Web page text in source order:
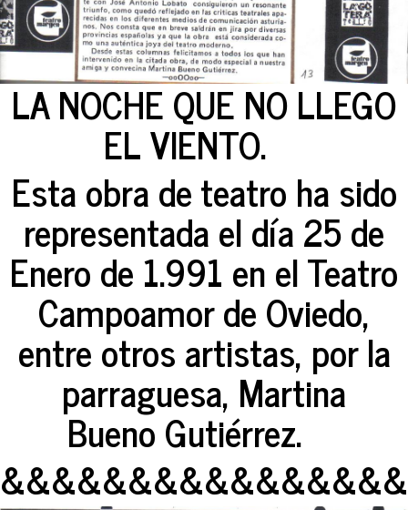
LA NOCHE QUE NO LLEGO
EL VIENTO.
Esta obra de teatro ha sido
representada el día 25 de
Enero de 1.991 en el Teatro
Campoamor de Oviedo,
entre otros artistas, por la
parraguesa, Martina
Bueno Gutiérrez.